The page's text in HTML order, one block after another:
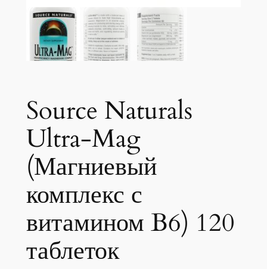
Source Naturals
Ultra-Mag
(Магниевый
комплекс с
витамином B6) 120
таблеток